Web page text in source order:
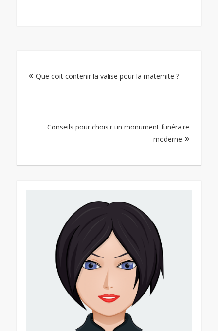
Que doit contenir la valise pour la maternité ?
Conseils pour choisir un monument funéraire
moderne